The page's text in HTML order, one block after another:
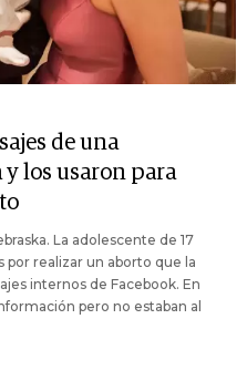
de una
y los usaron para
La adolescente de 17
realizar un aborto que la
internos de Facebook. En
pero no estaban al